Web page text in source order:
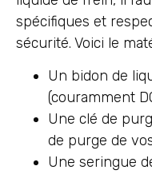
spécifiques et
sécurité. Voici le
Un bidon de
(couramment
Une clé de
de purge de
Une seringue